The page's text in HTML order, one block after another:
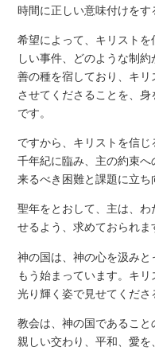
時間に正しい意味付けをす
希望によって、キリスト
しい事件、どのような制
善の種を宿しており、キ
させてくださることを、
です。
ですから、キリストを信
千年紀に臨み、主の約束へ
来るべき困難と課題に立ち
聖年をとおして、主は、
せるよう、求めておられま
神の国は、神の心を汲みと
もう始まっています。キ
光り輝く姿で見せてくださ
教会は、神の国であるこ
親しい交わり、平和、愛